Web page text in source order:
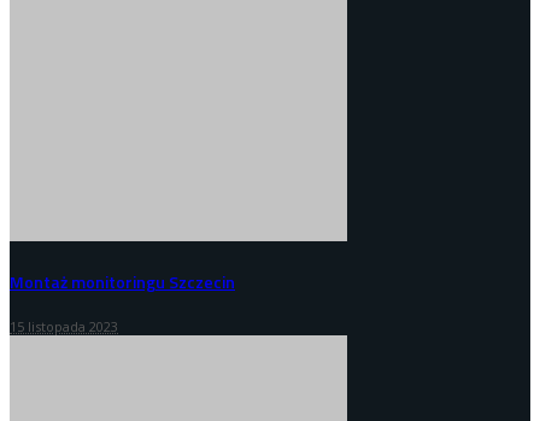
Montaż monitoringu Szczecin
15 listopada 2023